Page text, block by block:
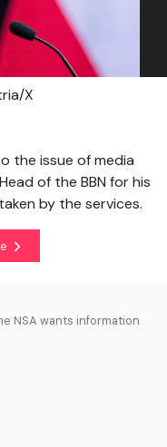
X
the issue of media
of the BBN for his
by the services.
NSA wants information